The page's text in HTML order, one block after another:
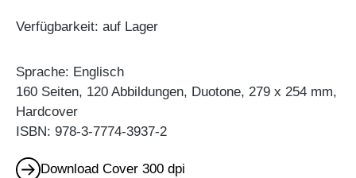
Verfügbarkeit: auf Lager
Sprache: Englisch
160 Seiten, 120 Abbildungen, Duotone, 279 x 254 mm,
Hardcover
ISBN: 978-3-7774-3937-2
Download Cover 300 dpi